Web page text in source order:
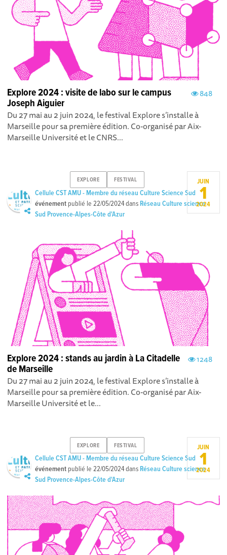
848
Explore 2024 : visite de labo sur le campus
Joseph Aiguier
Du 27 mai au 2 juin 2024, le festival Explore s’installe à
Marseille pour sa première édition. Co-organisé par Aix-
Marseille Université et le CNRS...
EXPLORE FESTIVAL
Cellule CST AMU - Membre du réseau Culture Science Sud
événement publié le22/05/2024dans Réseau Culture science
Sud Provence-Alpes-Côte d'Azur
JUIN
1
2024
1248
Explore 2024 : stands au jardin à La Citadelle
de Marseille
Du 27 mai au 2 juin 2024, le festival Explore s’installe à
Marseille pour sa première édition. Co-organisé par Aix-
Marseille Université et le...
EXPLORE FESTIVAL
Cellule CST AMU - Membre du réseau Culture Science Sud
événement publié le22/05/2024dans Réseau Culture science
Sud Provence-Alpes-Côte d'Azur
JUIN
1
2024